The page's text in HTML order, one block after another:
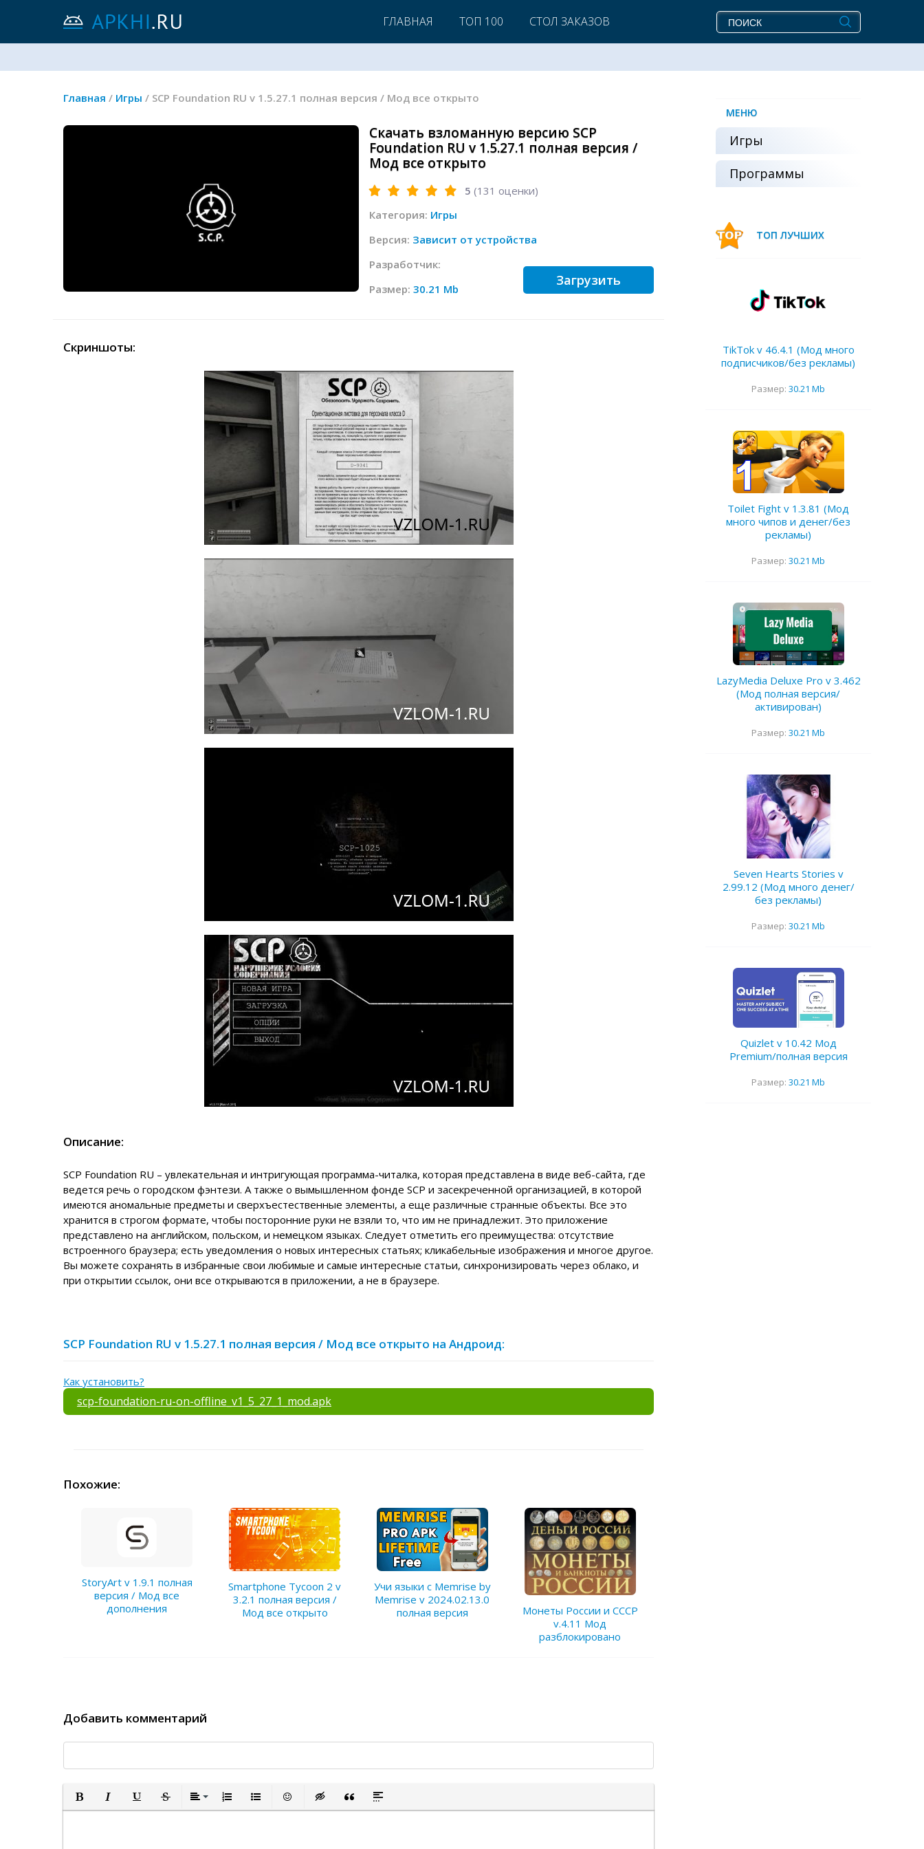
ГЛАВНАЯ ТОП 100 СТОЛ ЗАКАЗОВ
Главная / Игры / SCP Foundation RU v 1.5.27.1 полная версия / Мод все открыто
Скачать взломанную версию SCP
Foundation RU v 1.5.27.1 полная версия /
Мод все открыто
5 (131 оценки)
Категория: Игры
Версия: Зависит от устройства
Разработчик:
Размер: 30.21 Mb
Загрузить
Скриншоты:
Описание:
SCP Foundation RU – увлекательная и интригующая программа-читалка, которая представлена в виде веб-сайта, где
ведется речь о городском фэнтези. А также о вымышленном фонде SCP и засекреченной организацией, в которой
имеются аномальные предметы и сверхъестественные элементы, а еще различные странные объекты. Все это
хранится в строгом формате, чтобы посторонние руки не взяли то, что им не принадлежит. Это приложение
представлено на английском, польском, и немецком языках. Следует отметить его преимущества: отсутствие
встроенного браузера; есть уведомления о новых интересных статьях; кликабельные изображения и многое другое.
Вы можете сохранять в избранные свои любимые и самые интересные статьи, синхронизировать через облако, и
при открытии ссылок, они все открываются в приложении, а не в браузере.
SCP Foundation RU v 1.5.27.1 полная версия / Мод все открыто на Андроид:
Как установить?
scp-foundation-ru-on-offline_v1_5_27_1_mod.apk
Похожие:
StoryArt v 1.9.1 полная
версия / Мод все
дополнения
Smartphone Tycoon 2 v
3.2.1 полная версия /
Мод все открыто
Учи языки с Memrise by
Memrise v 2024.02.13.0
полная версия
Монеты России и СССР
v.4.11 Мод
разблокировано
Добавить комментарий
Полужирный
КурсивПодчеркнутый
ЗачеркнутыйВыравнивание
Нумерованный список
Маркированный список
Вставить смайлик
Вставка скрытого текста
Вставка цитаты
Вставка спойлера
МЕНЮ
Игры
Программы
ТОП ЛУЧШИХ
TikTok v 46.4.1 (Мод много
подписчиков/без рекламы)
Размер: 30.21 Mb
Toilet Fight v 1.3.81 (Мод
много чипов и денег/без
рекламы)
Размер: 30.21 Mb
LazyMedia Deluxe Pro v 3.462
(Мод полная версия/
активирован)
Размер: 30.21 Mb
Seven Hearts Stories v
2.99.12 (Мод много денег/
без рекламы)
Размер: 30.21 Mb
Quizlet v 10.42 Мод
Premium/полная версия
Размер: 30.21 Mb